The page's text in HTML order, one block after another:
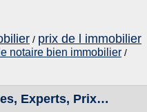
/ prix de l immobilier
notaire bien immobilier /
Experts, Prix…